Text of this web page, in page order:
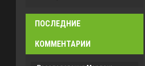
Мыс страха
ПОСЛЕДНИЕ
КОММЕНТАРИИ